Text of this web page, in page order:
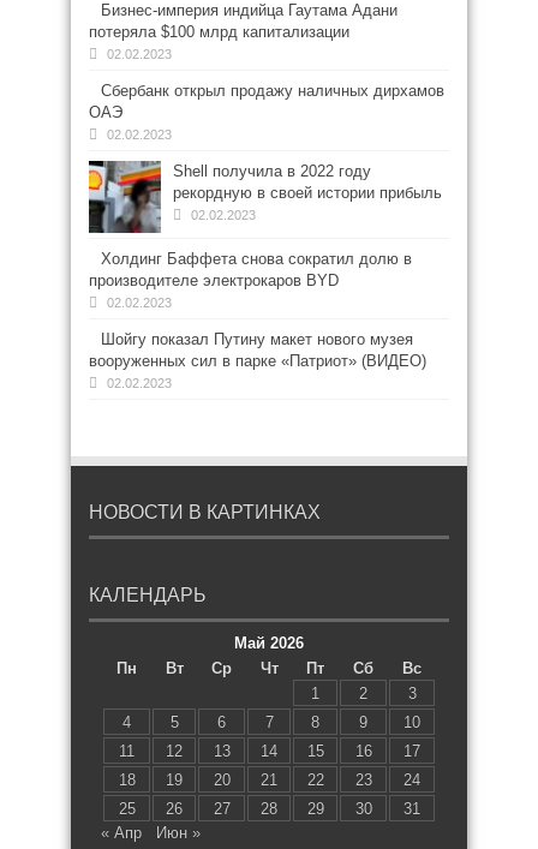
Бизнес-империя индийца Гаутама Адани
потеряла $100 млрд капитализации
02.02.2023
Сбербанк открыл продажу наличных дирхамов
ОАЭ
02.02.2023
Shell получила в 2022 году
рекордную в своей истории прибыль
02.02.2023
Холдинг Баффета снова сократил долю в
производителе электрокаров BYD
02.02.2023
Шойгу показал Путину макет нового музея
вооруженных сил в парке «Патриот» (ВИДЕО)
02.02.2023
НОВОСТИ В КАРТИНКАХ
КАЛЕНДАРЬ
Май 2026
Пн
Вт Ср Чт Пт Сб
Вс
1
2
3
4
5 6 7 8 9
10
11
12 13 14 15 16
17
18
19 20 21 22 23
24
25
26 27 28 29 30
31
« Апр
Июн »